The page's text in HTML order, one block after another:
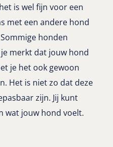
is wel fijn voor een
met een andere hond
honden
merkt dat jouw hond
je het ook gewoon
Het is niet zo dat deze
zijn. Jij kunt
wat jouw hond voelt.